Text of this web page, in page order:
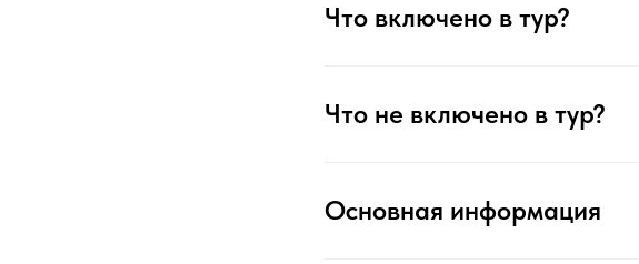
Что включено в тур?
Что не включено в тур?
Основная информация